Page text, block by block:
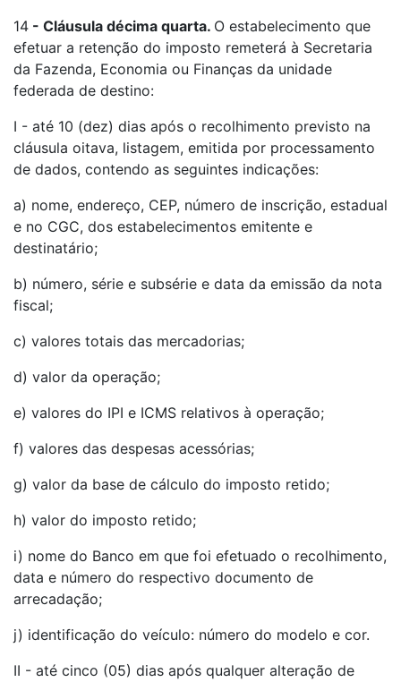
14 - Cláusula décima quarta. O estabelecimento que
efetuar a retenção do imposto remeterá à Secretaria
da Fazenda, Economia ou Finanças da unidade
federada de destino:
I - até 10 (dez) dias após o recolhimento previsto na
cláusula oitava, listagem, emitida por processamento
de dados, contendo as seguintes indicações:
a) nome, endereço, CEP, número de inscrição, estadual
e no CGC, dos estabelecimentos emitente e
destinatário;
b) número, série e subsérie e data da emissão da nota
fiscal;
c) valores totais das mercadorias;
d) valor da operação;
e) valores do IPI e ICMS relativos à operação;
f) valores das despesas acessórias;
g) valor da base de cálculo do imposto retido;
h) valor do imposto retido;
i) nome do Banco em que foi efetuado o recolhimento,
data e número do respectivo documento de
arrecadação;
j) identificação do veículo: número do modelo e cor.
II - até cinco (05) dias após qualquer alteração de